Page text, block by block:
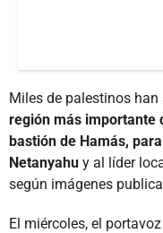
Miles de palestinos
región más importante
bastión de Hamás,
Netanyahu y al líder
según imágenes
El miércoles, el